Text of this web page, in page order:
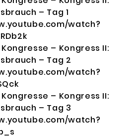
– Tag 1
watch?
– Kongress II:
– Tag 2
watch?
– Kongress II:
– Tag 3
watch?